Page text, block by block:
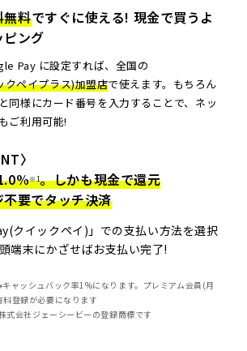
無料ですぐに使える! 現金で買うよ
ピング
Pay に設定すれば、全国の
クペイプラス)加盟店で使えます。もちろん
同様にカード番号を入力することで、ネッ
ご利用可能!
〉
※1。しかも現金で還元
要でタッチ決済
クイックペイ)」での支払い方法を選択
端末にかざせばお支払い完了!
キャッシュバック率1%になります。プレミアム会員(月
登録が必要になります
会社ジェーシービーの登録商標です